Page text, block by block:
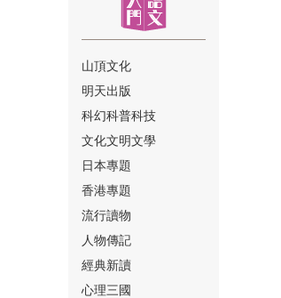
⑬
⑭
山頂文化
明天出版
科幻科普科技
文化文明文學
日本專題
香港專題
流行讀物
人物傳記
經典新讀
心理三國